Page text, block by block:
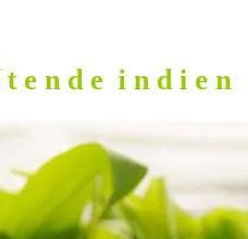
e n d e i n d i e n